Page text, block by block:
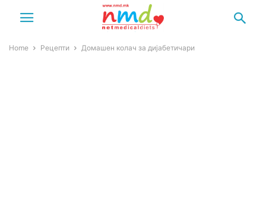
Home Рецепти Домашен колач за дијабетичари